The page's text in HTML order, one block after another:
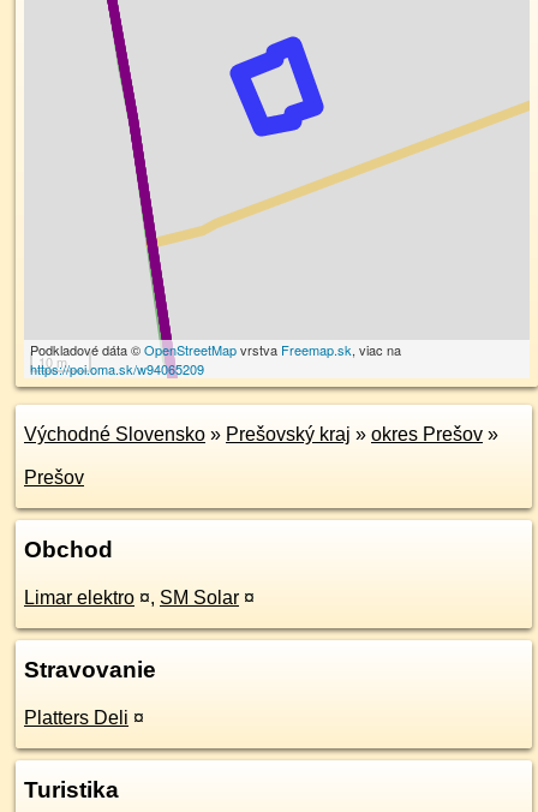
10 m
Podkladové dáta ©OpenStreetMapvrstva Freemap.sk, viac na
https://poi.oma.sk/w94065209
Východné Slovensko » Prešovský kraj » okres Prešov »
Prešov
Obchod
Limar elektro ¤, SM Solar ¤
Stravovanie
Platters Deli ¤
Turistika